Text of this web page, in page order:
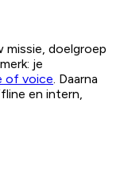
missie, doelgroep
je
of voice. Daarna
en intern,